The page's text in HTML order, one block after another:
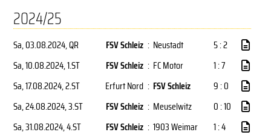
2024/25
Sa, 03.08.2024, QR FSV Schleiz : Neustadt
5 : 2
Sa, 10.08.2024, 1.ST FSV Schleiz : FC Motor
1 : 7
Sa, 17.08.2024, 2.ST Erfurt Nord : FSV Schleiz
9 : 0
Sa, 24.08.2024, 3.ST FSV Schleiz : Meuselwitz
0 : 10
Sa, 31.08.2024, 4.ST FSV Schleiz : 1903 Weimar
1 : 4